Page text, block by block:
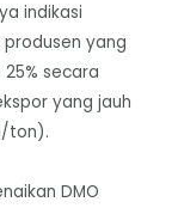
indikasi
yang
secara
yang jauh
ton).
DMO